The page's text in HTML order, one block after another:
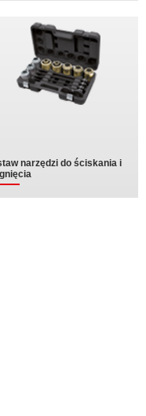
narzędzi do ściskania i